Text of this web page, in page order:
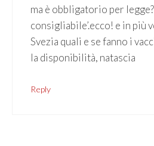
ma è obbligatorio per
consigliabile’.ecco! e in più
Svezia quali e se fanno i
la disponibilità, natascia
Reply